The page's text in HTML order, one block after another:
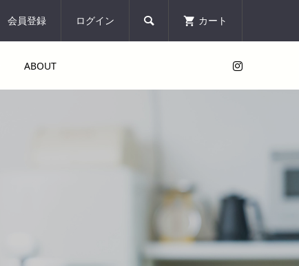
会員登録 ログイン  カート
ABOUT